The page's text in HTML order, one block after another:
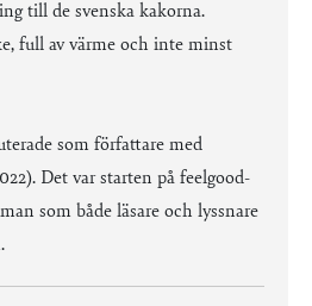
till de svenska kakorna.
full av värme och inte minst
som författare med
Det var starten på feelgood-
som både läsare och lyssnare